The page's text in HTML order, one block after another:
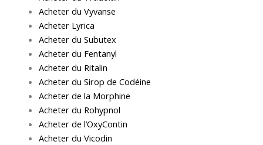
Acheter du Vyvanse
Acheter Lyrica
Acheter du Subutex
Acheter du Fentanyl
Acheter du Ritalin
Acheter du Sirop de Codéine
Acheter de la Morphine
Acheter du Rohypnol
Acheter de l’OxyContin
Acheter du Vicodin